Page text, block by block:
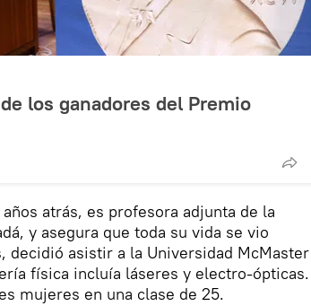
los ganadores del Premio
atrás, es profesora adjunta de la
y asegura que toda su vida se vio
decidió asistir a la Universidad McMaster
física incluía láseres y electro-ópticas.
mujeres en una clase de 25.